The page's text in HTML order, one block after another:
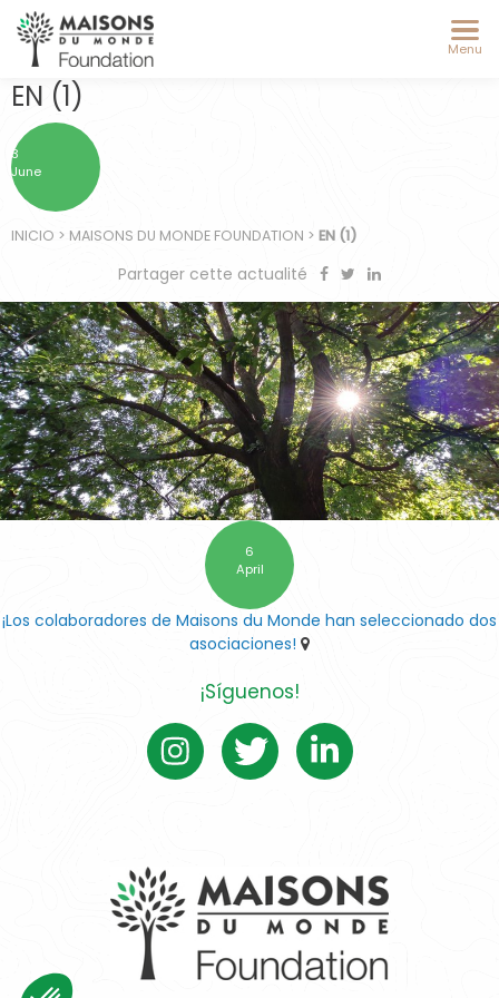
Menu
EN (1)
3
June
INICIO > MAISONS DU MONDE FOUNDATION > EN (1)
Partager cette actualité
6
April
¡Los colaboradores de Maisons du Monde han seleccionado dos
asociaciones!
¡Síguenos!